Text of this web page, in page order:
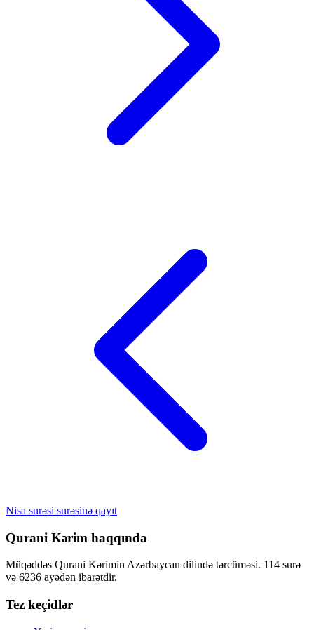
Nisa surəsi surəsinə qayıt
Qurani Kərim haqqında
Müqəddəs Qurani Kərimin Azərbaycan dilində tərcüməsi. 114 surə
və 6236 ayədən ibarətdir.
Tez keçidlər